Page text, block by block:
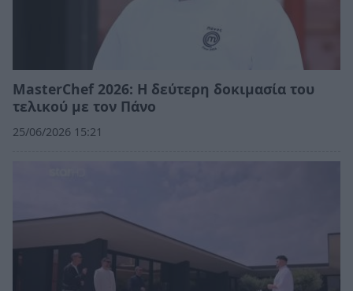
MasterChef 2026: Η δεύτερη δοκιμασία του
τελικού με τον Πάνο
25/06/2026 15:21